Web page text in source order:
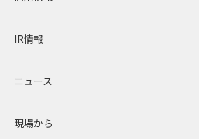
発電所・蓄電所一覧
コーポレートPPA
太陽光発電
CEOメッセージ
企業理念
中期経営計画
理念・ポリシー
環境
社会
採用情報トップ
RENOVAを知る
RENOVAで働く
IR情報
IR情報トップ
IRニュース
ニュース
現場から